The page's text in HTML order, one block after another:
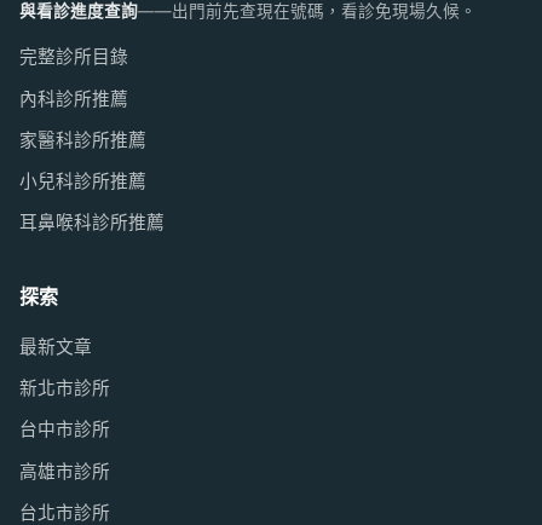
與看診進度查詢——出門前先查現在號碼，看診免現場久候。
完整診所目錄
內科診所推薦
家醫科診所推薦
小兒科診所推薦
耳鼻喉科診所推薦
探索
最新文章
新北市診所
台中市診所
高雄市診所
台北市診所